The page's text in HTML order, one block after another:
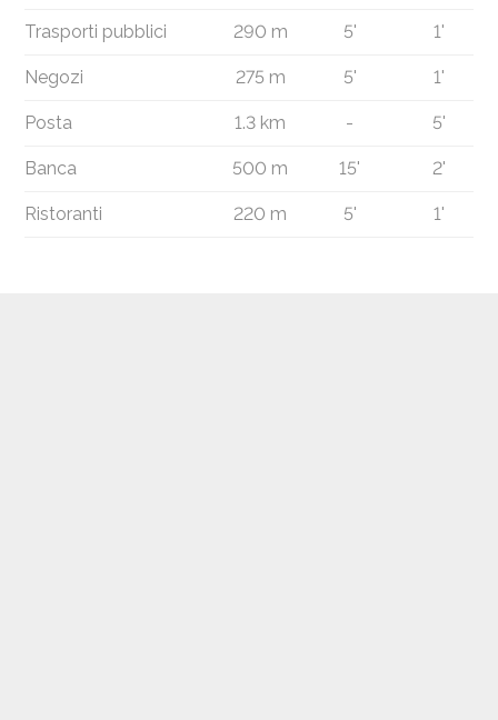
Trasporti pubblici 290 m 5' 1'
Negozi 275 m 5' 1'
Posta 1.3 km - 5'
Banca 500 m 15' 2'
Ristoranti 220 m 5' 1'